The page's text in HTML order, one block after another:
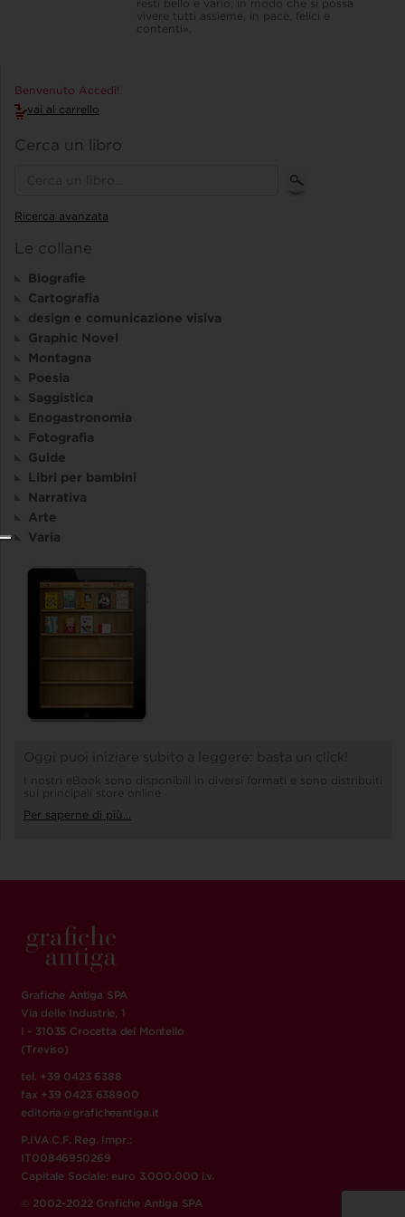
resti bello e vario, in modo che si possa
vivere tutti assieme, in pace, felici e
contenti».
Benvenuto Accedi!
vai al carrello
Cerca un libro
Ricerca avanzata
Le collane
Biografie
Cartografia
design e comunicazione visiva
Graphic Novel
Montagna
Poesia
Saggistica
Enogastronomia
Fotografia
Guide
Libri per bambini
Narrativa
Arte
Varia
Oggi puoi iniziare subito a leggere: basta un click!
I nostri eBook sono disponibili in diversi formati e sono distribuiti
sui principali store online
Per saperne di più...
Grafiche Antiga SPA
Via delle Industrie, 1
I - 31035 Crocetta del Montello
(Treviso)
tel. +39 0423 6388
fax +39 0423 638900
editoria@graficheantiga.it
P.IVA C.F. Reg. Impr.:
IT00846950269
Capitale Sociale: euro 3.000.000 i.v.
© 2002-2022 Grafiche Antiga SPA